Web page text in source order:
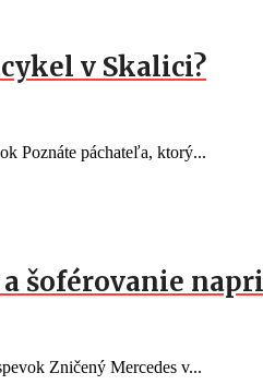
v Skalici?
Poznáte páchateľa, ktorý...
šoférovanie
Zničený Mercedes v...